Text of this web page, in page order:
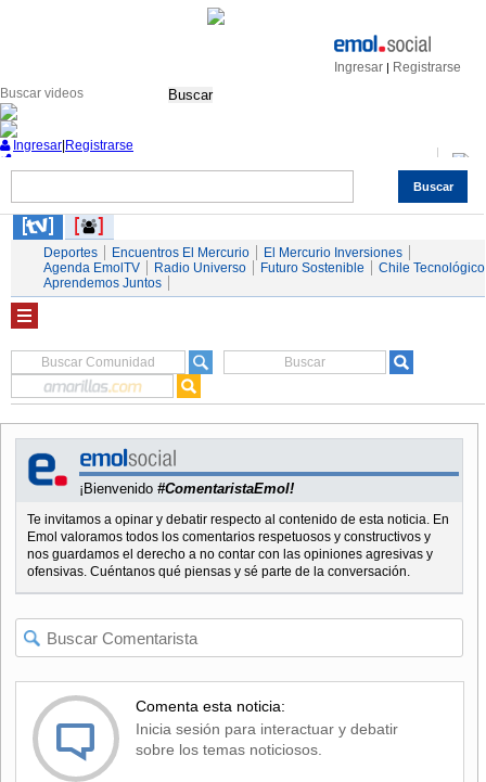
Ingresar | Registrarse
Buscar
Buscar
Ingresar Registrarse
Servicios
Deportes Encuentros El Mercurio
El Mercurio Inversiones
Agenda EmolTV
Radio Universo Futuro Sostenible
Chile Tecnológico
Aprendemos Juntos
¡Bienvenido #ComentaristaEmol!
Te invitamos a opinar y debatir respecto al contenido de esta noticia. En
Emol valoramos todos los comentarios respetuosos y constructivos y
nos guardamos el derecho a no contar con las opiniones agresivas y
ofensivas. Cuéntanos qué piensas y sé parte de la conversación.
Comenta esta noticia:
Inicia sesión para interactuar y debatir
sobre los temas noticiosos.